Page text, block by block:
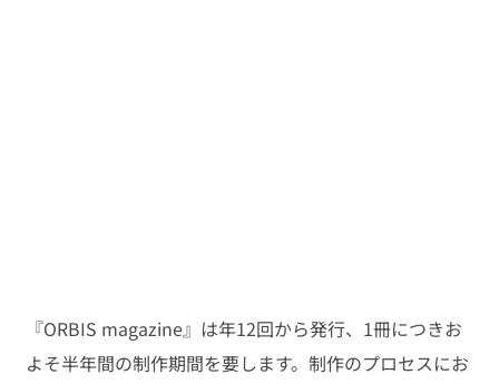
『ORBIS magazine』は年12回から発行、1冊につきお
よそ半年間の制作期間を要します。制作のプロセスにお